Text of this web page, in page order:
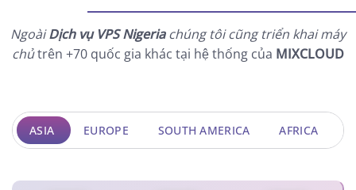
NgoàiDịch vụ VPS Nigeriachúng tôi cũng triển khai máy
chủtrên +70 quốc gia khác tại hệ thống của MIXCLOUD
ASIA EUROPE SOUTH AMERICA AFRICA